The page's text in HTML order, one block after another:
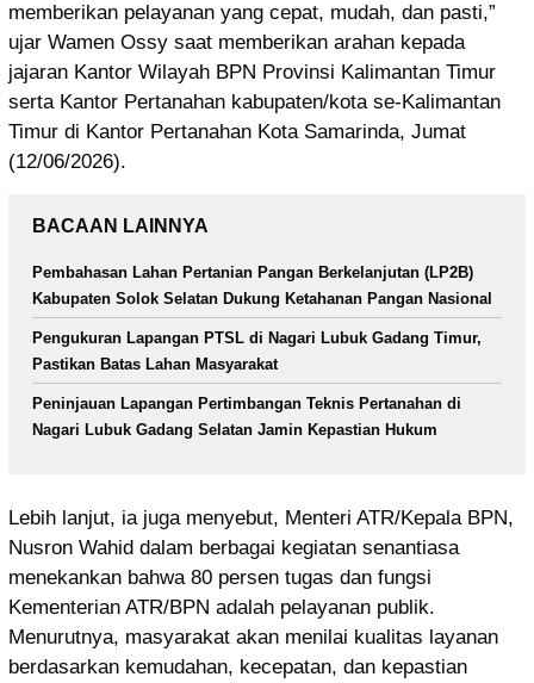
memberikan pelayanan yang cepat, mudah, dan pasti,”
ujar Wamen Ossy saat memberikan arahan kepada
jajaran Kantor Wilayah BPN Provinsi Kalimantan Timur
serta Kantor Pertanahan kabupaten/kota se-Kalimantan
Timur di Kantor Pertanahan Kota Samarinda, Jumat
(12/06/2026).
BACAAN LAINNYA
Pembahasan Lahan Pertanian Pangan Berkelanjutan (LP2B)
Kabupaten Solok Selatan Dukung Ketahanan Pangan Nasional
Pengukuran Lapangan PTSL di Nagari Lubuk Gadang Timur,
Pastikan Batas Lahan Masyarakat
Peninjauan Lapangan Pertimbangan Teknis Pertanahan di
Nagari Lubuk Gadang Selatan Jamin Kepastian Hukum
Lebih lanjut, ia juga menyebut, Menteri ATR/Kepala BPN,
Nusron Wahid dalam berbagai kegiatan senantiasa
menekankan bahwa 80 persen tugas dan fungsi
Kementerian ATR/BPN adalah pelayanan publik.
Menurutnya, masyarakat akan menilai kualitas layanan
berdasarkan kemudahan, kecepatan, dan kepastian